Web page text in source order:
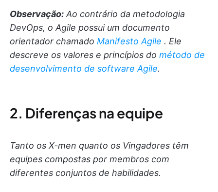
Observação: Ao contrário da metodologia
DevOps, o Agile possui um documento
orientador chamado Manifesto Agile . Ele
descreve os valores e princípios do método de
desenvolvimento de software Agile.
2. Diferenças na equipe
Tanto os X-men quanto os Vingadores têm
equipes compostas por membros com
diferentes conjuntos de habilidades.